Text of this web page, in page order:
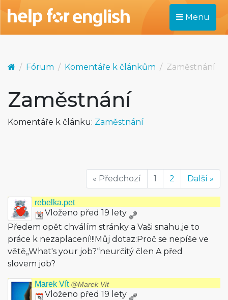
Menu
Fórum Komentáře k článkům Zaměstnání
Zaměstnání
Komentáře k článku: Zaměstnání
« Předchozí 1 2 Další »
rebelka.pet
Vloženo před 19 lety
Předem opět chválím stránky a Vaši snahu,je to
práce k nezaplacení!!!Můj dotaz:Proč se nepíše ve
větě„What's your job?“neurčitý člen A před
slovem job?
Marek Vít @Marek Vít
Vloženo před 19 lety